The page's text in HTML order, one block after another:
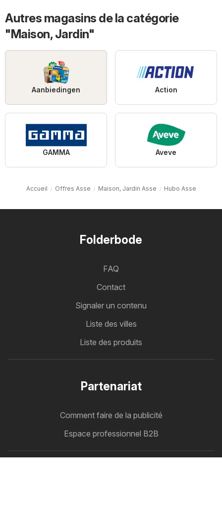
Autres magasins de la catégorie
"Maison, Jardin"
Aanbiedingen Action
GAMMA Aveve
Accueil Offres Asse Maison, Jardin Asse Hubo Asse
Folderbode
FAQ
Contact
Signaler un contenu
Liste des villes
Liste des produits
Partenariat
Comment faire de la publicité
Espace professionnel B2B